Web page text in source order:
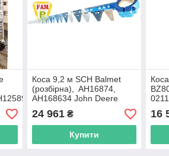
Коса 9,2 м SCH Balmet
(розбірна), AH16874,
AH168634 John Deere
24 961₴
Купити
16